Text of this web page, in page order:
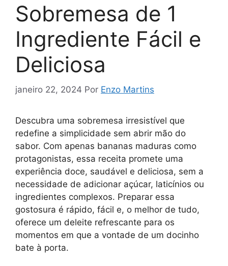
Sobremesa de 1
Ingrediente Fácil e
Deliciosa
janeiro 22, 2024 Por Enzo Martins
Descubra uma sobremesa irresistível que
redefine a simplicidade sem abrir mão do
sabor. Com apenas bananas maduras como
protagonistas, essa receita promete uma
experiência doce, saudável e deliciosa, sem a
necessidade de adicionar açúcar, laticínios ou
ingredientes complexos. Preparar essa
gostosura é rápido, fácil e, o melhor de tudo,
oferece um deleite refrescante para os
momentos em que a vontade de um docinho
bate à porta.